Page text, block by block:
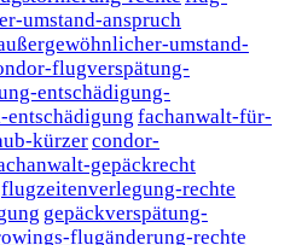
umstand-anspruch
umstand-
flugverspätung-
entschädigung-
entschädigung fachanwalt-für-
kürzercondor-
gepäckrecht
flugzeitenverlegung-rechte
gepäckverspätung-
flugänderung-rechte